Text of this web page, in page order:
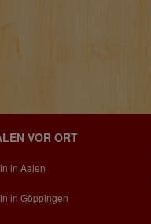
VOR ORT
in Aalen
in Göppingen